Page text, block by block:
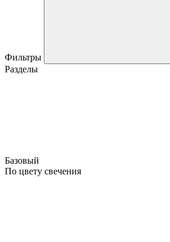
Фильтры
Разделы
Базовый
По цвету свечения